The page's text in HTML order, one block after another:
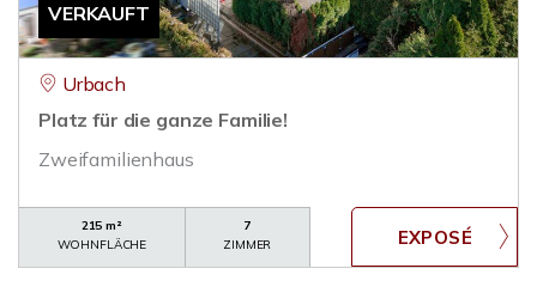
VERKAUFT
Urbach
Platz für die ganze Familie!
Zweifamilienhaus
215 m²
WOHNFLÄCHE
7
ZIMMER